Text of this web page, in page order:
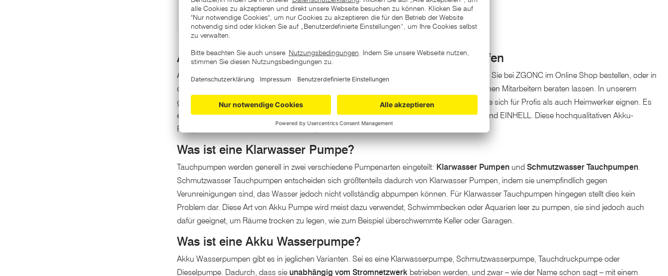
In den
Warenkorb
In den
Warenkorb
Akku Pumpen und Akku Wasserpumpen bei ZGONC kaufen
Akku-Pumpen wie Gartenpumpen, Tauchdruckpumpen und Klarwasserpumpen
können Sie bei ZGONC im Online Shop bestellen, oder in
der Filiale in Ihrer näher kaufen, und sich gegebenenfalls entsprechend von unseren erfahrenen Mitarbeitern beraten lassen. In unserem
großen Sortiment können Sie eine breite Auswahl an verschiedenenAkku-Pumpen
finden, die sich für Profis als auch Heimwerker eignen. Es
erwarten Sie Tauchpumpen und Akku-Gartenpumpen namenhafter Brands wie GARDENA und EINHELL. Diese hochqualitativen Akku-
Pumpen erhalten Sie schnell und unkompliziert auf unserer Webseite.
Was ist eine Klarwasser Pumpe?
Tauchpumpen werden generell in zwei verschiedene Pumpenarten eingeteilt: Klarwasser Pumpen und Schmutzwasser Tauchpumpen.
Schmutzwasser Tauchpumpen entscheiden sich größtenteils dadurch von Klarwasser Pumpen, indem sie unempfindlich gegen
Verunreinigungen sind, das Wasser jedoch nicht vollständig abpumpen können. Für Klarwasser Tauchpumpen hingegen stellt dies kein
Problem dar. Diese Art von Akku Pumpe wird meist dazu verwendet, Schwimmbecken oder Aquarien leer zu pumpen, sie sind jedoch auch
dafür geeignet, um Räume trocken zu legen, wie zum Beispiel überschwemmte Keller oder Garagen.
Was ist eine Akku Wasserpumpe?
Akku Wasserpumpen gibt es in jeglichen Varianten. Sei es eine Klarwasserpumpe, Schmutzwasserpumpe, Tauchdruckpumpe oder
Dieselpumpe. Dadurch, dass sie unabhängig vom Stromnetzwerk betrieben werden, und zwar – wie der Name schon sagt – mit einem